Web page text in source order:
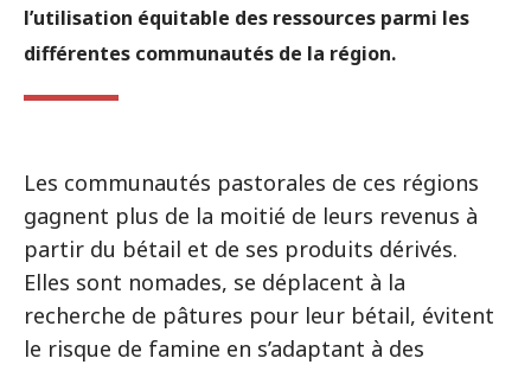
l’utilisation équitable des ressources parmi les
différentes communautés de la région.
Les communautés pastorales de ces régions
gagnent plus de la moitié de leurs revenus à
partir du bétail et de ses produits dérivés.
Elles sont nomades, se déplacent à la
recherche de pâtures pour leur bétail, évitent
le risque de famine en s’adaptant à des